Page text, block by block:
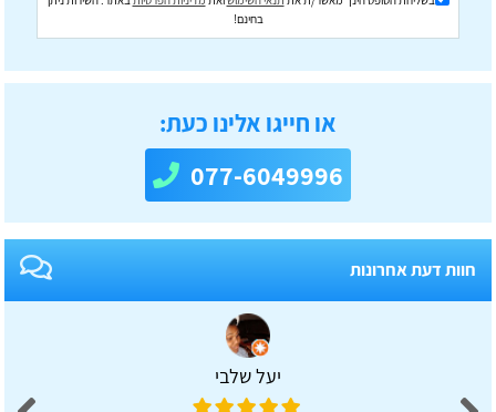
בחינם!
או חייגו אלינו כעת:
077-6049996
חוות דעת אחרונות
יעל שלבי